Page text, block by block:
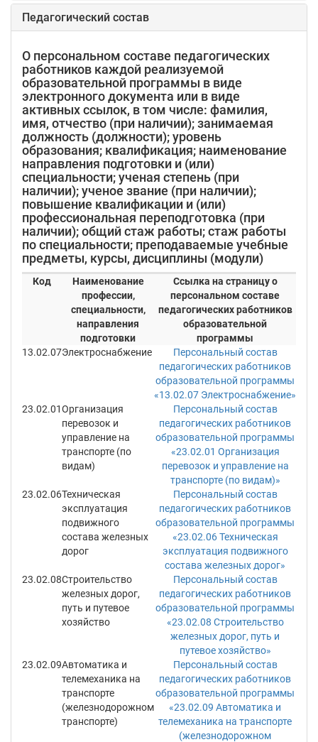
Педагогический состав
О персональном составе педагогических
работников каждой реализуемой
образовательной программы в виде
электронного документа или в виде
активных ссылок, в том числе: фамилия,
имя, отчество (при наличии); занимаемая
должность (должности); уровень
образования; квалификация; наименование
направления подготовки и (или)
специальности; ученая степень (при
наличии); ученое звание (при наличии);
повышение квалификации и (или)
профессиональная переподготовка (при
наличии); общий стаж работы; стаж работы
по специальности; преподаваемые учебные
предметы, курсы, дисциплины (модули)
Код
Наименование
профессии,
специальности,
направления
подготовки
Ссылка на страницу о
персональном составе
педагогических работников
образовательной
программы
13.02.07Электроснабжение
Персональный состав
педагогических работников
образовательной программы
«13.02.07 Электроснабжение»
23.02.01Организация
перевозок и
управление на
транспорте (по
видам)
Персональный состав
педагогических работников
образовательной программы
«23.02.01 Организация
перевозок и управление на
транспорте (по видам)»
23.02.06Техническая
эксплуатация
подвижного
состава железных
дорог
Персональный состав
педагогических работников
образовательной программы
«23.02.06 Техническая
эксплуатация подвижного
состава железных дорог»
23.02.08Строительство
железных дорог,
путь и путевое
хозяйство
Персональный состав
педагогических работников
образовательной программы
«23.02.08 Строительство
железных дорог, путь и
путевое хозяйство»
23.02.09Автоматика и
телемеханика на
транспорте
(железнодорожном
транспорте)
Персональный состав
педагогических работников
образовательной программы
«23.02.09 Автоматика и
телемеханика на транспорте
(железнодорожном